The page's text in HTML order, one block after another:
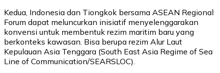
Kedua, Indonesia dan Tiongkok bersama ASEAN Regional
Forum dapat meluncurkan inisiatif menyelenggarakan
konvensi untuk membentuk rezim maritim baru yang
berkonteks kawasan. Bisa berupa rezim Alur Laut
Kepulauan Asia Tenggara (South East Asia Regime of Sea
Line of Communication/SEARSLOC).